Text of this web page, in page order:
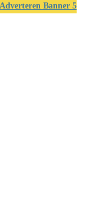
Banner 5